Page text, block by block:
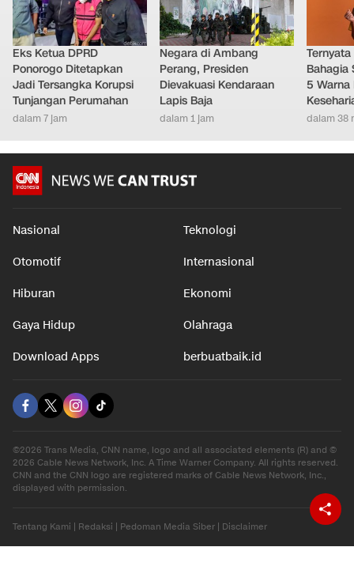
Eks Ketua DPRD
Ponorogo Ditetapkan
Jadi Tersangka Korupsi
Tunjangan Perumahan
dalam 7 jam
Negara di Ambang
Perang, Presiden
Dievakuasi Kendaraan
Lapis Baja
dalam 1 jam
Bahagia
5
dalam 38
Nasional Teknologi
Otomotif Internasional
Hiburan Ekonomi
Gaya Hidup Olahraga
Download Apps berbuatbaik.id
©2026 Trans Media, CNN name, logo and all associated elements (R) and ©
2026 Cable News Network, Inc. A Time Warner Company. All rights reserved.
CNN and the CNN logo are registered marks of Cable News Network, Inc.,
displayed with permission.
Tentang Kami | Redaksi | Pedoman Media Siber | Disclaimer